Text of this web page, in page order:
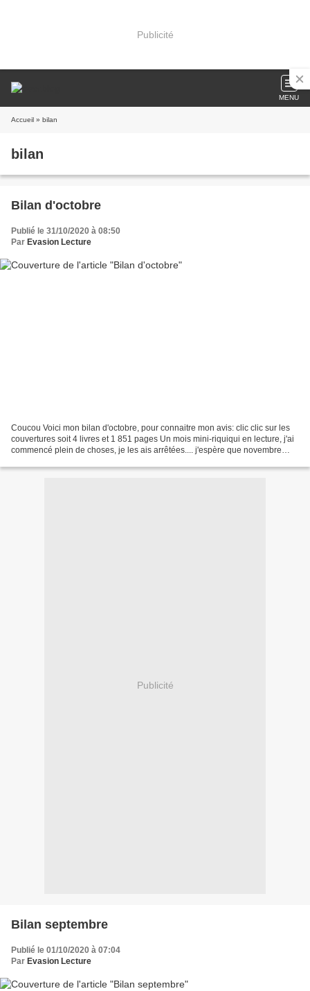
Publicité
MENU
Accueil » bilan
bilan
Bilan d'octobre
Publié le 31/10/2020 à 08:50
Par Evasion Lecture
Coucou Voici mon bilan d'octobre, pour connaitre mon avis: clic clic sur les
couvertures soit 4 livres et 1 851 pages Un mois mini-riquiqui en lecture, j'ai
commencé plein de choses, je les ais arrêtées.... j'espère que novembre
Publicité
Bilan septembre
Publié le 01/10/2020 à 07:04
Par Evasion Lecture